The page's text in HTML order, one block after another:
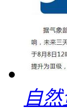
自